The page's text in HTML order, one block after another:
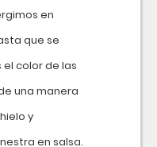
en
que se
color de las
una manera
y
en salsa.